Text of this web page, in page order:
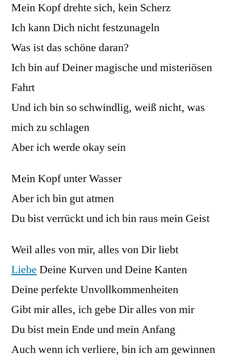
Mein Kopf drehte sich, kein Scherz
Ich kann Dich nicht festzunageln
Was ist das schöne daran?
Ich bin auf Deiner magische und misteriösen
Fahrt
Und ich bin so schwindlig, weiß nicht, was
mich zu schlagen
Aber ich werde okay sein
Mein Kopf unter Wasser
Aber ich bin gut atmen
Du bist verrückt und ich bin raus mein Geist
Weil alles von mir, alles von Dir liebt
Liebe Deine Kurven und Deine Kanten
Deine perfekte Unvollkommenheiten
Gibt mir alles, ich gebe Dir alles von mir
Du bist mein Ende und mein Anfang
Auch wenn ich verliere, bin ich am gewinnen